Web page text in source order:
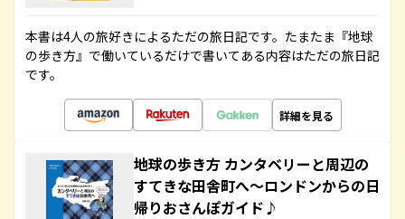
本書は4人の旅好きによるただの旅日記です。たまたま『地球
の歩き方』で働いているだけで書いてある内容はただの旅日記
です。
詳細を見る
地球の歩き方 カンタベリーと周辺の
すてきな田舎町へ～ロンドンからの日
帰りおさんぽガイド♪